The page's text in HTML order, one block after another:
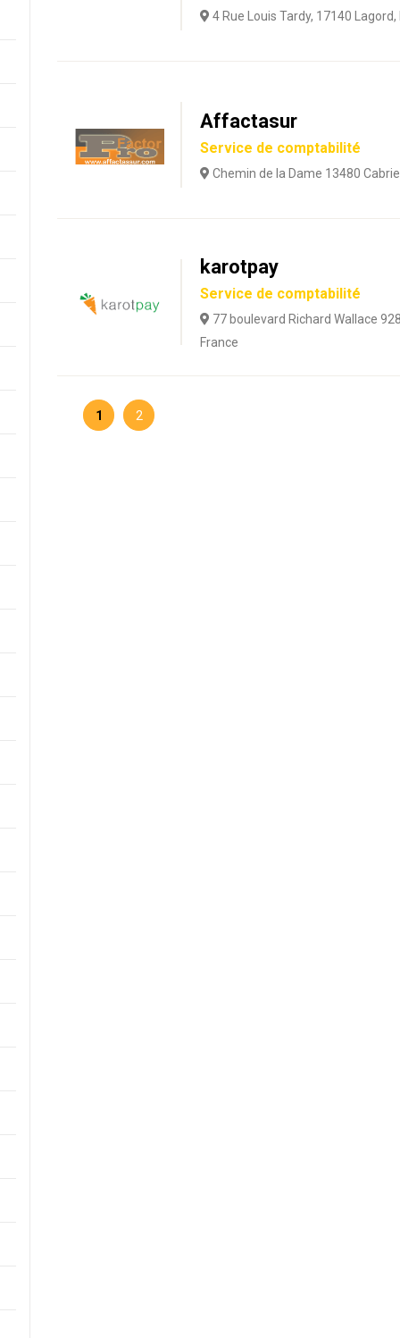
4 Rue Louis Tardy, 17140 Lagord,
Affactasur
Service de comptabilité
Chemin de la Dame 13480
karotpay
Service de comptabilité
77 boulevard Richard Wallace
France
1 2